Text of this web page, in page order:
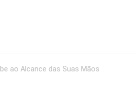
ao Alcance das Suas Mãos